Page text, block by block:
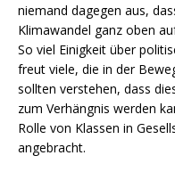
niemand dagegen aus,
Klimawandel ganz oben
So viel Einigkeit über
freut viele, die in der
sollten verstehen, dass
zum Verhängnis werden
Rolle von Klassen in
angebracht.